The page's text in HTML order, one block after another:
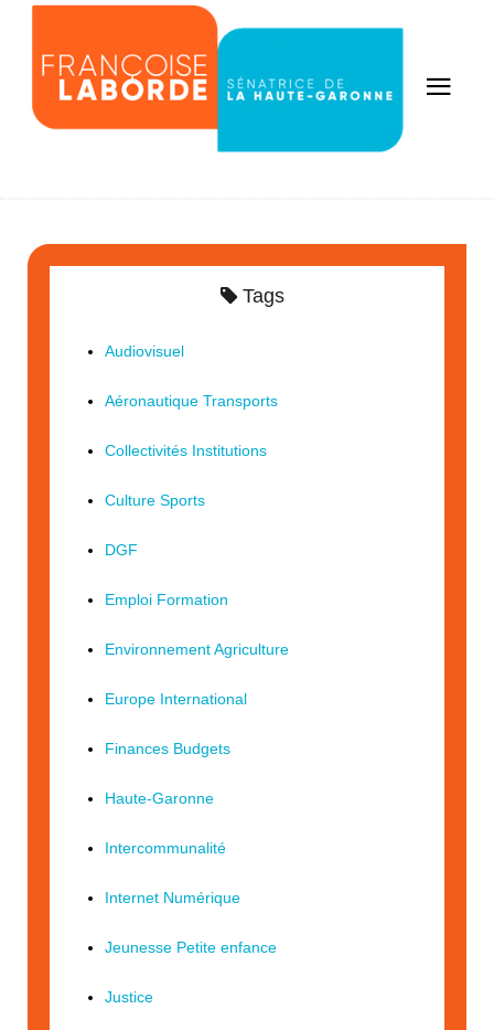
Tags
Audiovisuel
Aéronautique Transports
Collectivités Institutions
Culture Sports
DGF
Emploi Formation
Environnement Agriculture
Europe International
Finances Budgets
Haute-Garonne
Intercommunalité
Internet Numérique
Jeunesse Petite enfance
Justice